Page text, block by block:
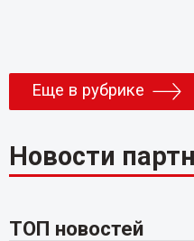
Еще в рубрике
Новости
ТОП новостей